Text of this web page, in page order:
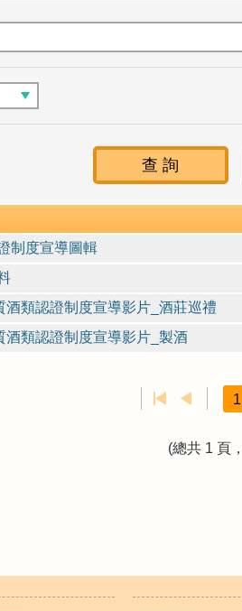
制度宣導圖輯
酒類認證制度宣導影片_酒莊巡禮
酒類認證制度宣導影片_製酒
1
(總共 1 頁